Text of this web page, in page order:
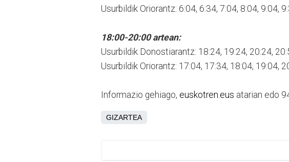
Usurbildik Oriorantz: 6:04, 6:34, 7:04, 8:04, 9:04,
18:00-20:00 artean:
Usurbildik Donostiarantz: 18:24, 19:24, 20:24,
Usurbildik Oriorantz: 17:04, 17:34, 18:04, 19:04,
Informazio gehiago, euskotren.eus atarian edo
GIZARTEA